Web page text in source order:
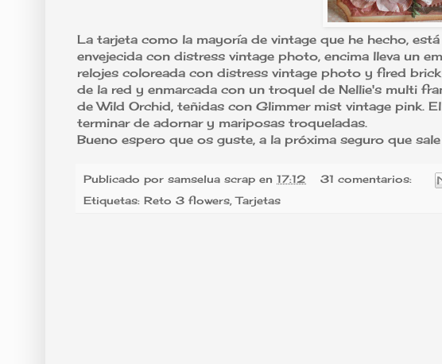
La tarjeta como la mayoría de vintage que he hecho,
envejecida con distress vintage photo, encima lleva un
relojes coloreada con distress vintage photo y fired
de la red y enmarcada con un troquel de Nellie's multi
de Wild Orchid, teñidas con Glimmer mist vintage pink.
terminar de adornar y mariposas troqueladas.
Bueno espero que os guste, a la próxima seguro que
Publicado por samselua scrap en 17:12
31 comentarios:
Etiquetas: Reto 3 flowers,Tarjetas